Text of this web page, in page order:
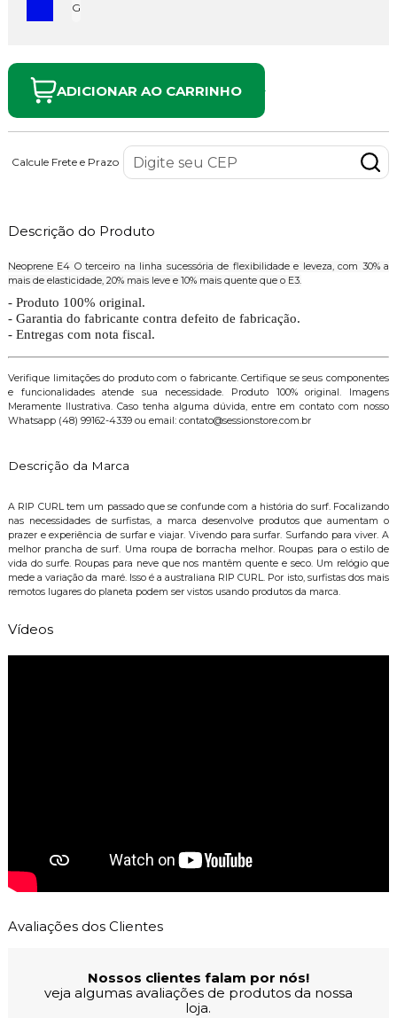
G
ADICIONAR AO CARRINHO
Calcule Frete e Prazo
Descrição do Produto
Neoprene E4 O terceiro na linha sucessória de flexibilidade e leveza, com 30% a
mais de elasticidade, 20% mais leve e 10% mais quente que o E3.
- Produto 100% original.
- Garantia do fabricante contra defeito de fabricação.
- Entregas com nota fiscal.
Verifique limitações do produto com o fabricante. Certifique se seus componentes
e funcionalidades atende sua necessidade. Produto 100% original. Imagens
Meramente Ilustrativa. Caso tenha alguma dúvida, entre em contato com nosso
Whatsapp (48) 99162-4339 ou email: contato@sessionstore.com.br
Descrição da Marca
A RIP CURL tem um passado que se confunde com a história do surf. Focalizando
nas necessidades de surfistas, a marca desenvolve produtos que aumentam o
prazer e experiência de surfar e viajar. Vivendo para surfar. Surfando para viver. A
melhor prancha de surf. Uma roupa de borracha melhor. Roupas para o estilo de
vida do surfe. Roupas para neve que nos mantêm quente e seco. Um relógio que
mede a variação da maré. Isso é a australiana RIP CURL. Por isto, surfistas dos mais
remotos lugares do planeta podem ser vistos usando produtos da marca.
Vídeos
Avaliações dos Clientes
Nossos clientes falam por nós!
veja algumas avaliações de produtos da nossa
loja.